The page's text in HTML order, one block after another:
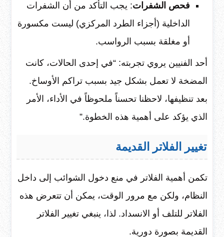
فحص الشفرات: يجب التأكد من أن الشفرات
الداخلية (أجزاء الطرد المركزي) ليست مكسورة
أو مغلقة بسبب الرواسب.
أحد الفنيين يروي تجربته: “في إحدى الحالات، كانت
المضخة لا تعمل بشكل جيد بسبب تراكم الأوساخ.
بعد تنظيفها، لاحظنا تحسناً ملحوظاً في الأداء، الأمر
الذي يؤكد على أهمية هذه الخطوة.”
تغيير الفلاتر القديمة
تكمن أهمية الفلاتر في منع دخول الشوائب إلى داخل
النظام، ولكن مع مرور الوقت، يمكن أن تتعرض هذه
الفلاتر للتلف أو الانسداد. لذا، ينبغي تغيير الفلاتر
القديمة بصورة دورية.